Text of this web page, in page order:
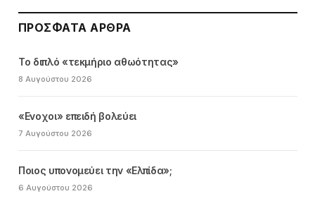
ΠΡΌΣΦΑΤΑ ΆΡΘΡΑ
Το διπλό «τεκμήριο αθωότητας»
8 Αυγούστου 2026
«Ενοχοι» επειδή βολεύει
7 Αυγούστου 2026
Ποιος υπονομεύει την «Ελπίδα»;
6 Αυγούστου 2026